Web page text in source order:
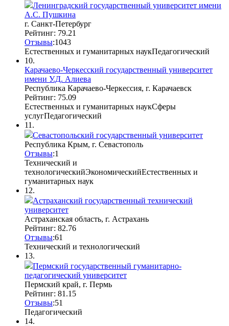
Ленинградский государственный университет имени
А.С. Пушкина
г. Санкт-Петербург
Рейтинг: 79.21
Отзывы:1043
Естественных и гуманитарных наукПедагогический
10.
Карачаево-Черкесский государственный университет
имени У.Д. Алиева
Республика Карачаево-Черкессия, г. Карачаевск
Рейтинг: 75.09
Естественных и гуманитарных наукСферы
услугПедагогический
11.
Севастопольский государственный университет
Республика Крым, г. Севастополь
Отзывы:1
Технический и
технологическийЭкономическийЕстественных и
гуманитарных наук
12.
Астраханский государственный технический
университет
Астраханская область, г. Астрахань
Рейтинг: 82.76
Отзывы:61
Технический и технологический
13.
Пермский государственный гуманитарно-
педагогический университет
Пермский край, г. Пермь
Рейтинг: 81.15
Отзывы:51
Педагогический
14.